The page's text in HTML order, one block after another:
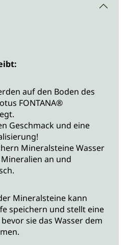
auf den Boden des
FONTANA®
Geschmack und eine
Mineralsteine Wasser
an und
Mineralsteine kann
speichern und stellt eine
sie das Wasser dem